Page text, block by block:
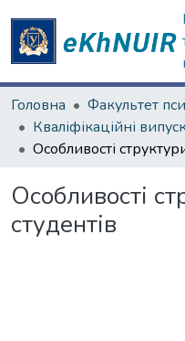
Головна
Факультет
Особливості
студентів